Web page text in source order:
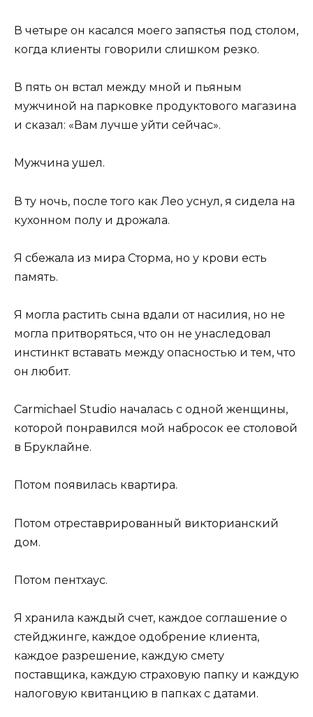
В четыре он касался моего запястья под столом,
когда клиенты говорили слишком резко.
В пять он встал между мной и пьяным
мужчиной на парковке продуктового магазина
и сказал: «Вам лучше уйти сейчас».
Мужчина ушел.
В ту ночь, после того как Лео уснул, я сидела на
кухонном полу и дрожала.
Я сбежала из мира Сторма, но у крови есть
память.
Я могла растить сына вдали от насилия, но не
могла притворяться, что он не унаследовал
инстинкт вставать между опасностью и тем, что
он любит.
Carmichael Studio началась с одной женщины,
которой понравился мой набросок ее столовой
в Бруклайне.
Потом появилась квартира.
Потом отреставрированный викторианский
дом.
Потом пентхаус.
Я хранила каждый счет, каждое соглашение о
стейджинге, каждое одобрение клиента,
каждое разрешение, каждую смету
поставщика, каждую страховую папку и каждую
налоговую квитанцию в папках с датами.